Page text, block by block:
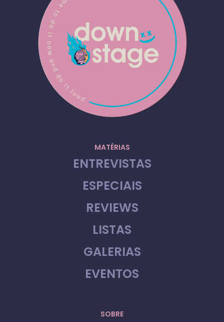
MATÉRIAS
ENTREVISTAS
ESPECIAIS
REVIEWS
LISTAS
GALERIAS
EVENTOS
SOBRE